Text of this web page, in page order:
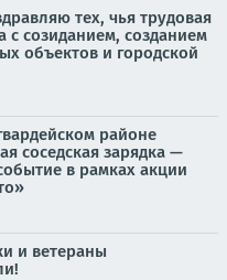
тех, чья трудовая
с созиданием, созданием
объектов и городской
районе
соседская зарядка —
в рамках акции
и ветераны